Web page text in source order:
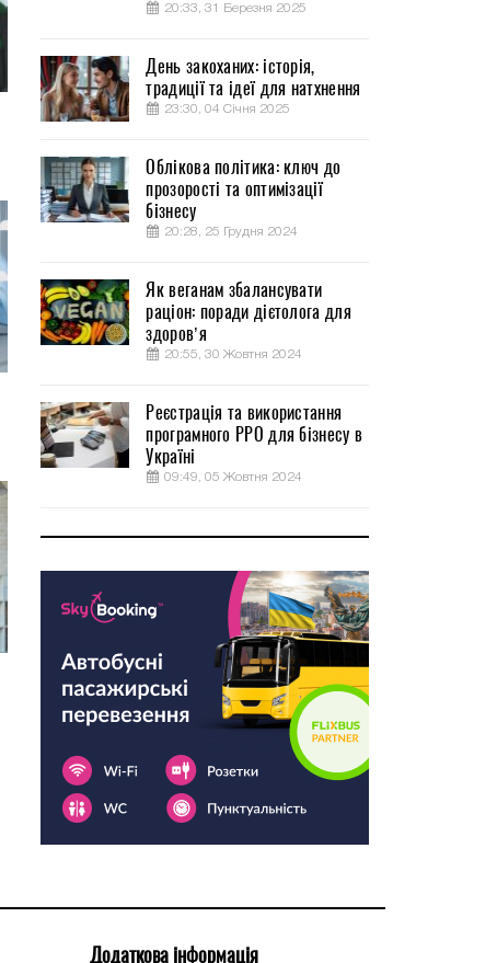
20:33, 31 Березня 2025
День закоханих: історія,
традиції та ідеї для натхнення
23:30, 04 Січня 2025
Облікова політика: ключ до
прозорості та оптимізації
бізнесу
20:28, 25 Грудня 2024
Як веганам збалансувати
раціон: поради дієтолога для
здоров’я
20:55, 30 Жовтня 2024
Реєстрація та використання
програмного РРО для бізнесу в
Україні
09:49, 05 Жовтня 2024
Додаткова інформація